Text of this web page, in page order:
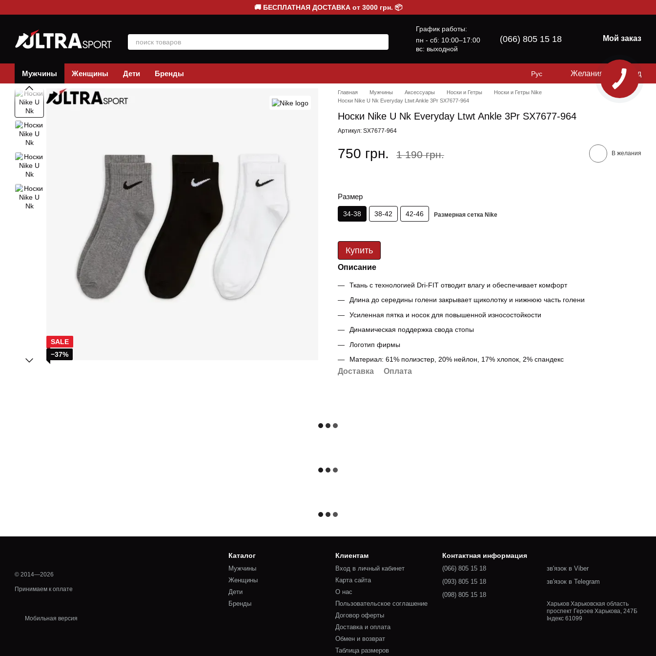
🚚 БЕСПЛАТНАЯ ДОСТАВКА от 3000 грн. 📦
График работы:
пн - сб: 10:00–17:00
вс: выходной
(066) 805 15 18 Мой заказ
Мужчины Женщины Дети Бренды Рус Желания Вход
SALE
−37%
Главная Мужчины Аксессуары Носки и Гетры
Носки и Гетры Nike
Носки Nike U Nk Everyday Ltwt Ankle 3Pr SX7677-964
Носки Nike U Nk Everyday Ltwt Ankle 3Pr SX7677-964
Артикул: SX7677-964
750 грн. 1 190 грн. В желания
Размер
34-38 38-42 42-46 Размерная сетка Nike
Купить
Описание
Ткань с технологией Dri-FIT отводит влагу и обеспечивает комфорт
Длина до середины голени закрывает щиколотку и нижнюю часть голени
Усиленная пятка и носок для повышенной износостойкости
Динамическая поддержка свода стопы
Логотип фирмы
Материал: 61% полиэстер, 20% нейлон, 17% хлопок, 2% спандекс
Доставка Оплата
© 2014—2026
Принимаем к оплате
Мобильная версия
Каталог
Мужчины
Женщины
Дети
Бренды
Клиентам
Вход в личный кабинет
Карта сайта
О нас
Пользовательское соглашение
Договор оферты
Доставка и оплата
Обмен и возврат
Таблица размеров
Контактная информация
(066) 805 15 18
(093) 805 15 18
(098) 805 15 18
зв'язок в Viber
зв'язок в Telegram
Харьков Харьковская область
проспект Героев Харькова, 247Б
Індекс 61099